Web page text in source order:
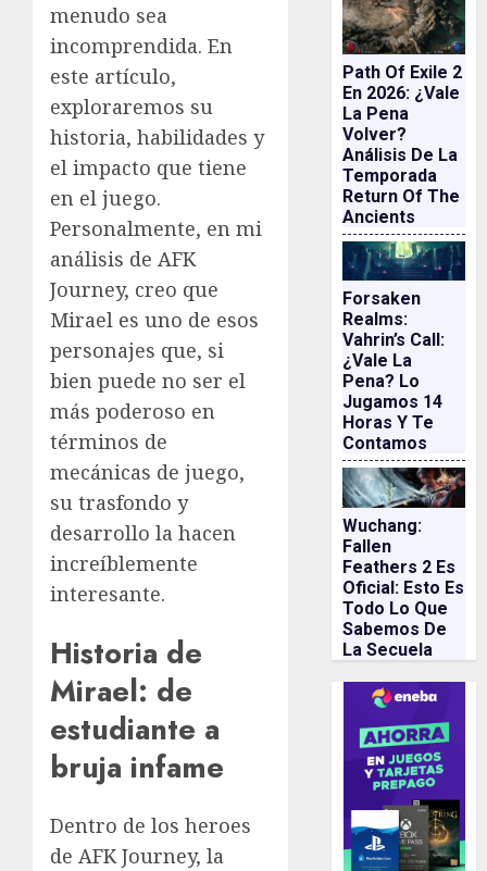
menudo sea
incomprendida. En
este artículo,
exploraremos su
historia, habilidades y
el impacto que tiene
en el juego.
Personalmente, en mi
análisis de AFK
Journey, creo que
Mirael es uno de esos
personajes que, si
bien puede no ser el
más poderoso en
términos de
mecánicas de juego,
su trasfondo y
desarrollo la hacen
increíblemente
interesante.
Historia de
Mirael: de
estudiante a
bruja infame
Dentro de los heroes
de AFK Journey, la
Path Of Exile 2
En 2026: ¿vale
La Pena
Volver?
Análisis De La
Temporada
Return Of The
Ancients
Forsaken
Realms:
Vahrin’s Call:
¿vale La
Pena? Lo
Jugamos 14
Horas Y Te
Contamos
Wuchang:
Fallen
Feathers 2 Es
Oficial: Esto Es
Todo Lo Que
Sabemos De
La Secuela